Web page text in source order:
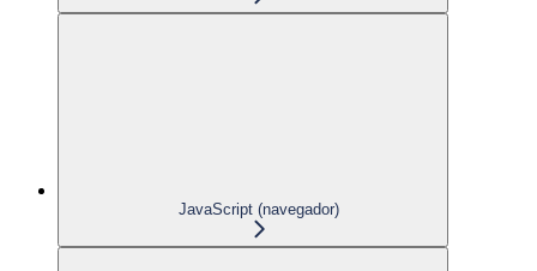
JavaScript (navegador)